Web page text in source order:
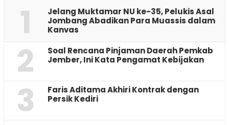
1
Jelang Muktamar NU ke-35, Pelukis Asal
Jombang Abadikan Para Muassis dalam
Kanvas
2
‎Soal Rencana Pinjaman Daerah Pemkab
Jember, Ini Kata Pengamat Kebijakan ‎
3
Faris Aditama Akhiri Kontrak dengan
Persik Kediri